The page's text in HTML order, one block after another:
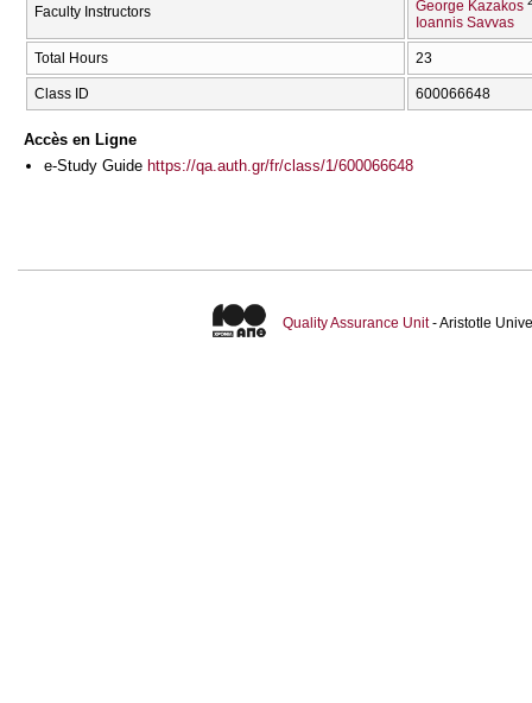
Faculty Instructors George Kazakos
Ioannis Savvas
Total Hours 23
Class ID 600066648
Accès en Ligne
e-Study Guide https://qa.auth.gr/fr/class/1/600066648
Quality Assurance Unit- Aristotle